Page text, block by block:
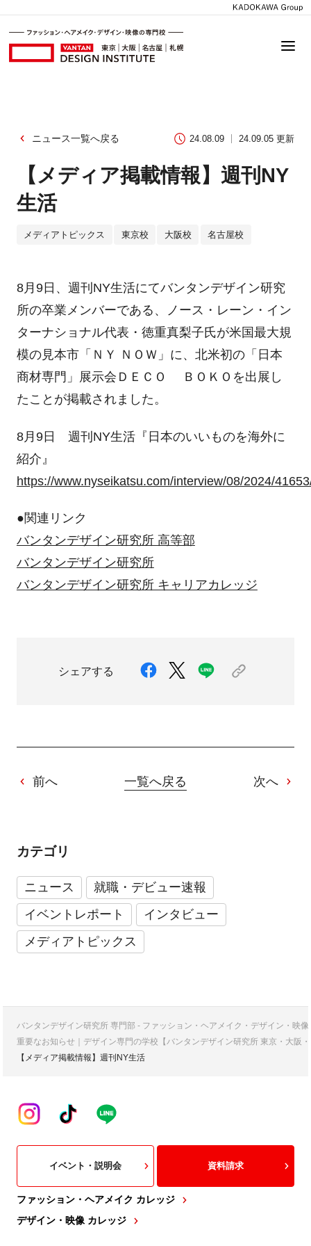
ニュース一覧へ戻る 24.08.09 24.09.05 更新
【メディア掲載情報】週刊NY
生活
メディアトピックス 東京校 大阪校 名古屋校
8月9日、週刊NY生活にてバンタンデザイン研究
所の卒業メンバーである、ノース・レーン・イン
ターナショナル代表・徳重真梨子氏が米国最大規
模の見本市「ＮＹ ＮＯＷ」に、北米初の「日本
商材専門」展示会ＤＥＣＯ ＢＯＫＯを出展し
たことが掲載されました。
8月9日 週刊NY生活『日本のいいものを海外に
紹介』
https://www.nyseikatsu.com/interview/08/2024/
●関連リンク
バンタンデザイン研究所 高等部
バンタンデザイン研究所
バンタンデザイン研究所 キャリアカレッジ
シェアする
前へ 一覧へ戻る 次へ
カテゴリ
ニュース
就職・デビュー速報
イベントレポート
インタビュー
メディアトピックス
バンタンデザイン研究所 専門部 - ファッション・ヘアメイク・デザイン・映
重要なお知らせ｜デザイン専門の学校【バンタンデザイン研究所 東京・大阪
【メディア掲載情報】週刊NY生活
ファッション・ヘアメイク カレッジ
デザイン・映像 カレッジ
イベント・説明会 資料請求